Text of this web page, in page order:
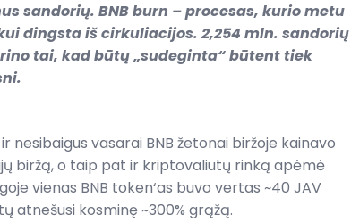
sandorių. BNB burn – procesas, kurio metu
dingsta iš cirkuliacijos. 2,254 mln. sandorių
tai, kad būtų „sudeginta“ būtent tiek
nesibaigus vasarai BNB žetonai biržoje kainavo
biržą, o taip pat ir kriptovaliutų rinką apėmė
vienas BNB token‘as buvo vertas ~40 JAV
atnešusi kosminę ~300% grąžą.